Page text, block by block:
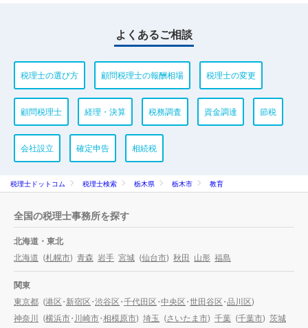
よくあるご相談
税理士の選び方 顧問税理士の報酬相場 税理士の変更
顧問税理士 経理・決算 税務調査 資金調達 節税
会社設立 確定申告 相続税
税理士ドットコム 税理士検索 栃木県 栃木市 教育
全国の税理士事務所を探す
北海道・東北
北海道 (札幌市) 青森 岩手 宮城 (仙台市) 秋田 山形 福島
関東
東京都 (港区・新宿区・渋谷区・千代田区・中央区・世田谷区・品川区)
神奈川
(横浜市・ 川崎市・相模原市) 埼玉 (さいたま市) 千葉 (千葉市) 茨城